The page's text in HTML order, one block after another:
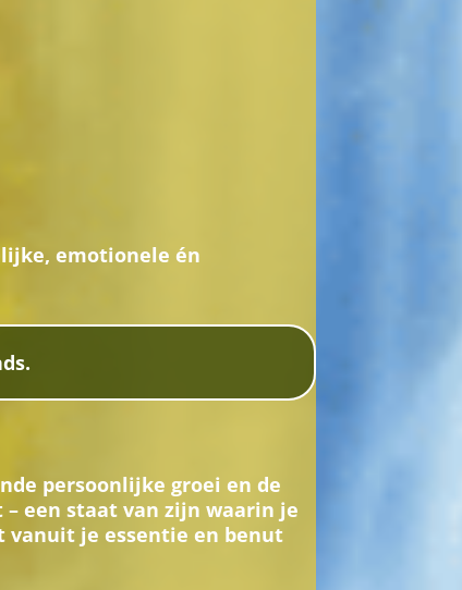
emotionele én
persoonlijke groei en de
een staat van zijn waarin je
vanuit je essentie en benut